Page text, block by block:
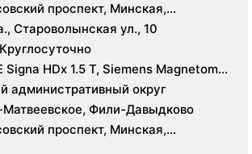
проспект, Минская,
Староволынская ул., 10
Круглосуточно
Signa HDx 1.5 T, Siemens Magnetom
GE Healthcare Optima CT660 64
BrightSpeed 16 срезов, УЗИ
GE Voluson E8
административный округ
Фили-Давыдково
проспект, Минская,